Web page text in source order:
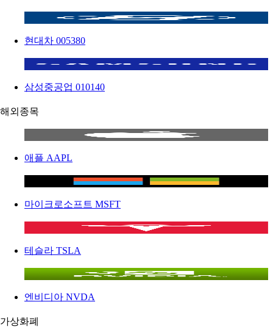
현대차 005380
삼성중공업 010140
해외종목
애플 AAPL
마이크로소프트 MSFT
테슬라 TSLA
엔비디아 NVDA
가상화폐